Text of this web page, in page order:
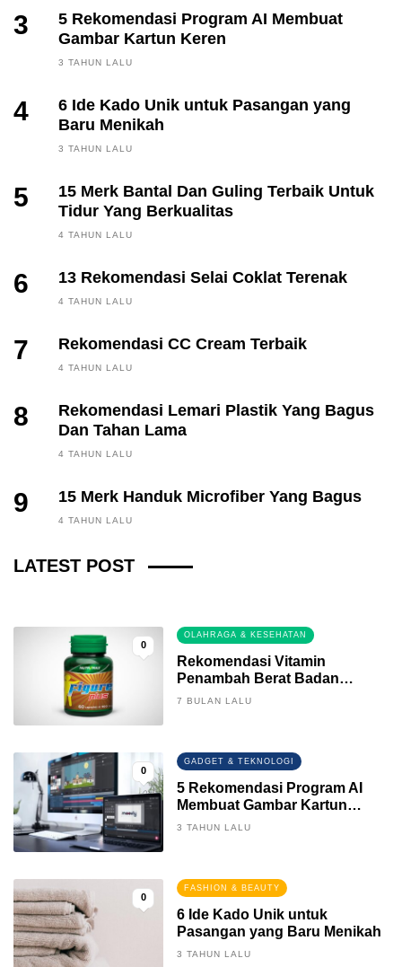
3
5 Rekomendasi Program AI Membuat
Gambar Kartun Keren
3 TAHUN LALU
4
6 Ide Kado Unik untuk Pasangan yang
Baru Menikah
3 TAHUN LALU
5
15 Merk Bantal Dan Guling Terbaik Untuk
Tidur Yang Berkualitas
4 TAHUN LALU
6 13 Rekomendasi Selai Coklat Terenak
4 TAHUN LALU
7 Rekomendasi CC Cream Terbaik
4 TAHUN LALU
8
Rekomendasi Lemari Plastik Yang Bagus
Dan Tahan Lama
4 TAHUN LALU
9 15 Merk Handuk Microfiber Yang Bagus
4 TAHUN LALU
LATEST POST
FINANCE, INVESTING
2 BULAN LALU
0
OLAHRAGA & KESEHATAN
Rekomendasi Vitamin
Penambah Berat Badan
Terbaik
7 BULAN LALU
0
GADGET & TEKNOLOGI
5 Rekomendasi Program AI
Membuat Gambar Kartun
Keren
3 TAHUN LALU
0
FASHION & BEAUTY
6 Ide Kado Unik untuk
Pasangan yang Baru Menikah
3 TAHUN LALU